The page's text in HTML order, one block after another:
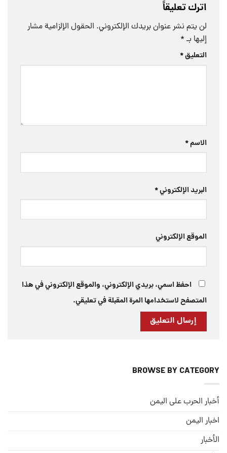
اترك تعليقاً
لن يتم نشر عنوان بريدك الإلكتروني. الحقول الإلزامية مشار
إليها بـ *
التعليق*
الاسم*
البريد الإلكتروني*
الموقع الإلكتروني
احفظ اسمي، بريدي الإلكتروني، والموقع الإلكتروني في هذا
المتصفح لاستخدامها المرة المقبلة في تعليقي.
BROWSE BY CATEGORY
أخبار الحرب على اليمن
اخبار اليمن
الأخبار